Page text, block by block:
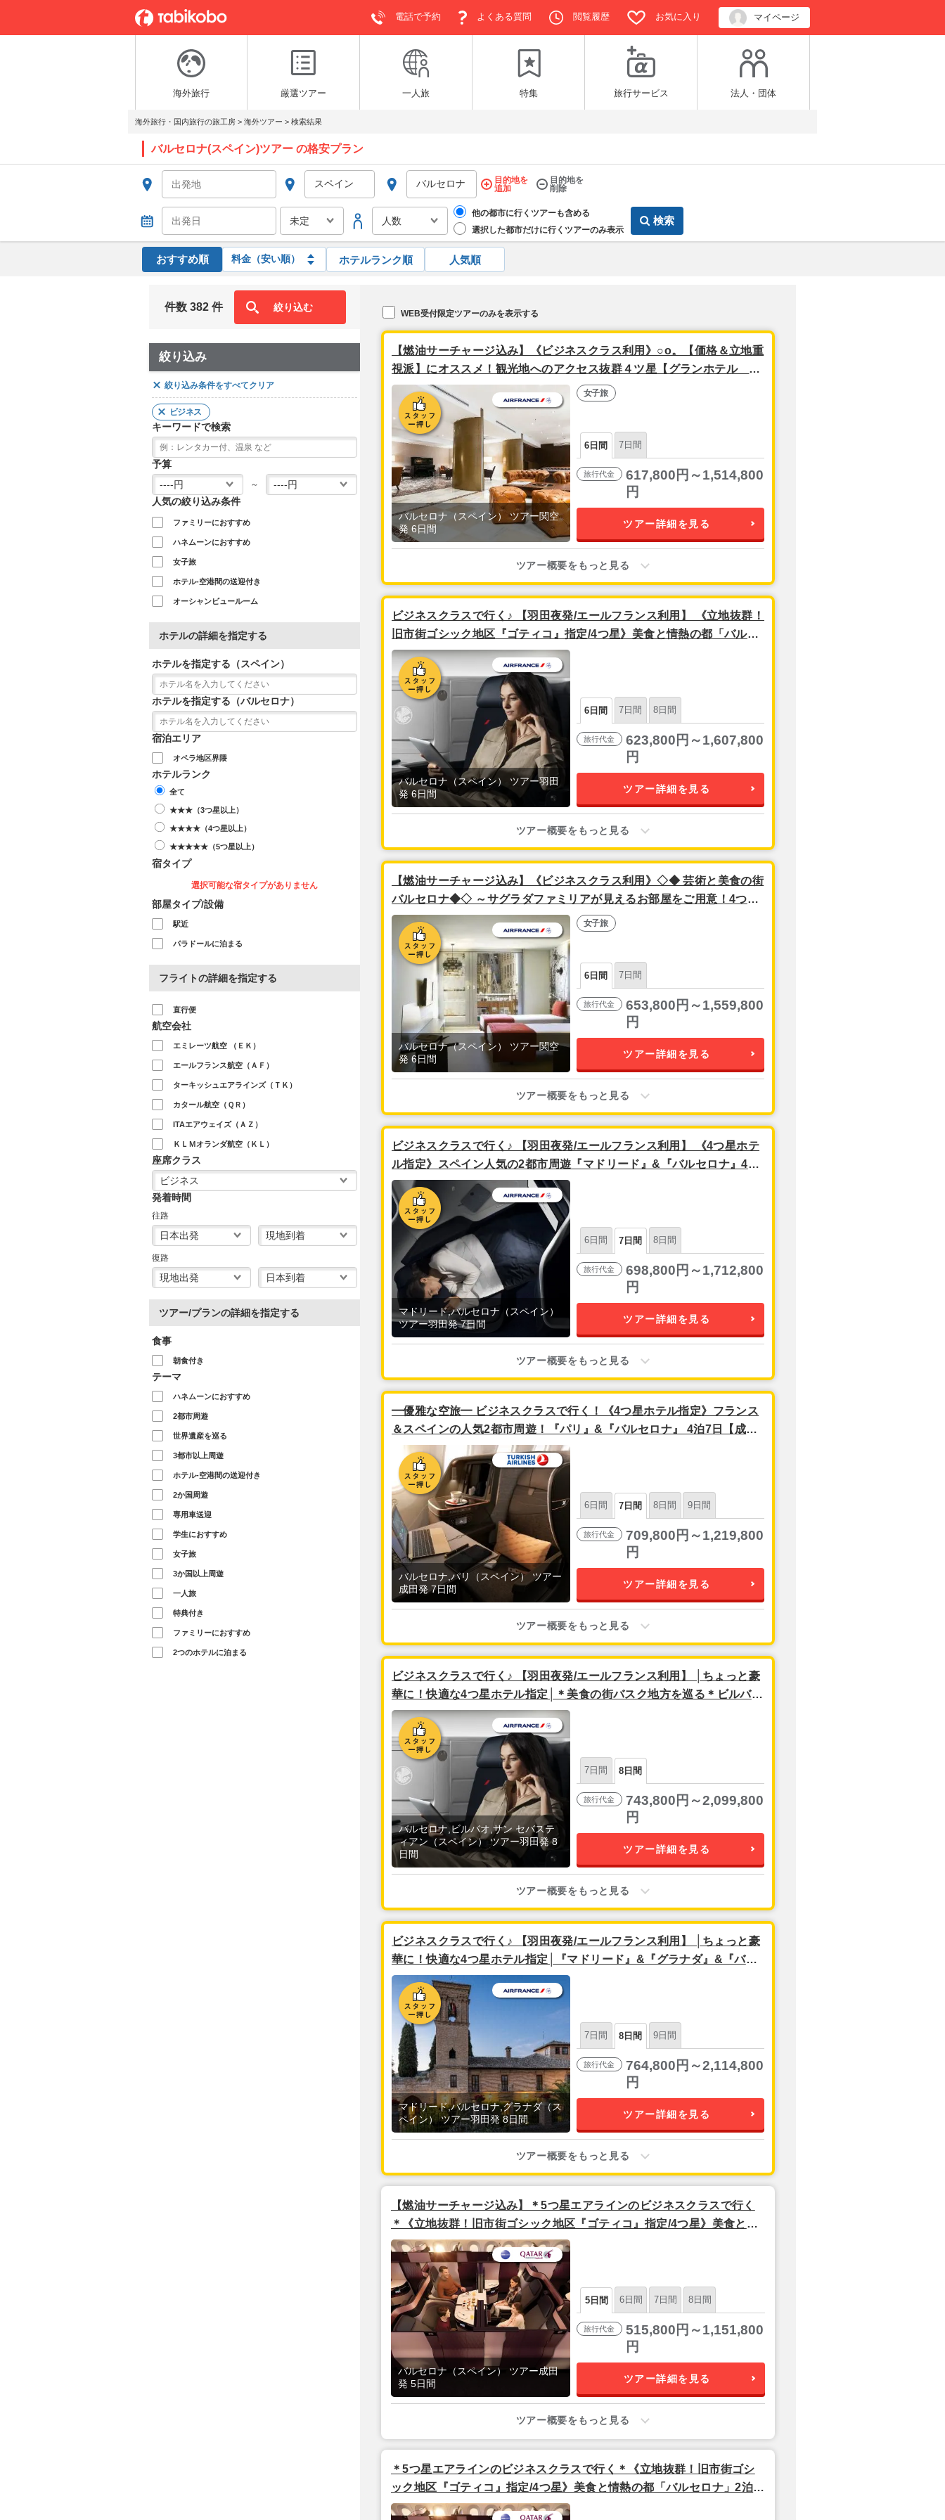
電話で予約 よくある質問 閲覧履歴 お気に入り マイページ
海外旅行 厳選ツアー 一人旅 特集 旅行サービス 法人・団体
海外旅行・国内旅行の旅工房 > 海外ツアー > 検索結果
バルセロナ(スペイン)ツアー の格安プラン
目的地を
追加
目的地を
削除
他の都市に行くツアーも含める
選択した都市だけに行くツアーのみ表示
検索
おすすめ順 ホテルランク順 人気順
絞り込み
絞り込み条件をすべてクリア
ビジネス
キーワードで検索
予算
～
人気の絞り込み条件
ファミリーにおすすめ
ハネムーンにおすすめ
女子旅
ホテル-空港間の送迎付き
オーシャンビュールーム
ホテルの詳細を指定する
ホテルを指定する（スペイン）
ホテルを指定する（バルセロナ）
宿泊エリア
オペラ地区界隈
ホテルランク
全て
★★★（3つ星以上）
★★★★（4つ星以上）
★★★★★（5つ星以上）
宿タイプ
選択可能な宿タイプがありません
部屋タイプ/設備
駅近
パラドールに泊まる
フライトの詳細を指定する
直行便
航空会社
エミレーツ航空 （ＥＫ）
エールフランス航空（ＡＦ）
ターキッシュエアラインズ（ＴＫ）
カタール航空（ＱＲ）
ITAエアウェイズ（ＡＺ）
ＫＬＭオランダ航空（ＫＬ）
座席クラス
発着時間
往路
復路
ツアー/プランの詳細を指定する
食事
朝食付き
テーマ
ハネムーンにおすすめ
2都市周遊
世界遺産を巡る
3都市以上周遊
ホテル-空港間の送迎付き
2か国周遊
専用車送迎
学生におすすめ
女子旅
3か国以上周遊
一人旅
特典付き
ファミリーにおすすめ
2つのホテルに泊まる
件数 382 件 絞り込む
WEB受付限定ツアーのみを表示する
【燃油サーチャージ込み】《ビジネスクラス利用》○o。【価格＆立地重
視派】にオススメ！観光地へのアクセス抜群４ツ星【グランホテル バ
ルシーノ】指定。o○【バルセロナ】関空発 6日間＊
バルセロナ（スペイン） ツアー関空
発 6日間
女子旅
6日間 7日間
旅行代金
617,800円～1,514,800
円
ツアー詳細を見る
ツアー概要をもっと見る
ビジネスクラスで行く♪ 【羽田夜発/エールフランス利用】 《立地抜群！
旧市街ゴシック地区『ゴティコ』指定/4つ星》美食と情熱の都「バルセ
ロナ」3泊6日
バルセロナ（スペイン） ツアー羽田
発 6日間
6日間 7日間 8日間
旅行代金
623,800円～1,607,800
円
ツアー詳細を見る
ツアー概要をもっと見る
【燃油サーチャージ込み】《ビジネスクラス利用》◇◆ 芸術と美食の街
バルセロナ◆◇ ～サグラダファミリアが見えるお部屋をご用意！4つ星
「セルコテル ロゼリョン」指定～ バルセロナ 関空発 6日間＊
バルセロナ（スペイン） ツアー関空
発 6日間
女子旅
6日間 7日間
旅行代金
653,800円～1,559,800
円
ツアー詳細を見る
ツアー概要をもっと見る
ビジネスクラスで行く♪ 【羽田夜発/エールフランス利用】 《4つ星ホテ
ル指定》スペイン人気の2都市周遊『マドリード』&『バルセロナ』4泊
7日
マドリード,バルセロナ（スペイン）
ツアー羽田発 7日間
6日間 7日間 8日間
旅行代金
698,800円～1,712,800
円
ツアー詳細を見る
ツアー概要をもっと見る
━優雅な空旅━ ビジネスクラスで行く！《4つ星ホテル指定》フランス
＆スペインの人気2都市周遊！『パリ』&『バルセロナ』 4泊7日【成田
夜発/ターキッシュエアラインズ利用】
バルセロナ,パリ（スペイン） ツアー
成田発 7日間
6日間 7日間 8日間 9日間
旅行代金
709,800円～1,219,800
円
ツアー詳細を見る
ツアー概要をもっと見る
ビジネスクラスで行く♪ 【羽田夜発/エールフランス利用】 │ちょっと豪
華に！快適な4つ星ホテル指定│＊美食の街バスク地方を巡る＊ビルバオ
×サンセバスチャン×バルセロナ5泊8日
バルセロナ,ビルバオ,サン セバステ
ィアン（スペイン） ツアー羽田発 8
日間
7日間 8日間
旅行代金
743,800円～2,099,800
円
ツアー詳細を見る
ツアー概要をもっと見る
ビジネスクラスで行く♪ 【羽田夜発/エールフランス利用】 │ちょっと豪
華に！快適な4つ星ホテル指定│『マドリード』&『グラナダ』&『バル
セロナ』5泊8日
マドリード,バルセロナ,グラナダ（ス
ペイン） ツアー羽田発 8日間
7日間 8日間 9日間
旅行代金
764,800円～2,114,800
円
ツアー詳細を見る
ツアー概要をもっと見る
【燃油サーチャージ込み】＊5つ星エアラインのビジネスクラスで行く
＊《立地抜群！旧市街ゴシック地区『ゴティコ』指定/4つ星》美食と情
熱の都「バルセロナ」2泊5日【成田発/カタール航空利用】
バルセロナ（スペイン） ツアー成田
発 5日間
5日間 6日間 7日間 8日間
旅行代金
515,800円～1,151,800
円
ツアー詳細を見る
ツアー概要をもっと見る
＊5つ星エアラインのビジネスクラスで行く＊《立地抜群！旧市街ゴシ
ック地区『ゴティコ』指定/4つ星》美食と情熱の都「バルセロナ」2泊5
日【大阪夕方発/カタール航空】